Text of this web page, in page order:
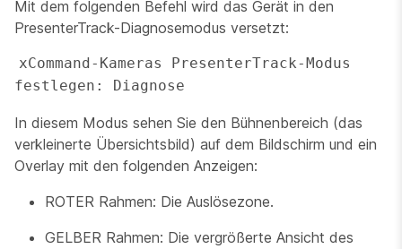
Mit dem folgenden Befehl wird das Gerät in den
PresenterTrack-Diagnosemodus versetzt:
xCommand-Kameras PresenterTrack-Modus
festlegen: Diagnose
In diesem Modus sehen Sie den Bühnenbereich (das
verkleinerte Übersichtsbild) auf dem Bildschirm und ein
Overlay mit den folgenden Anzeigen:
ROTER Rahmen: Die Auslösezone.
GELBER Rahmen: Die vergrößerte Ansicht des